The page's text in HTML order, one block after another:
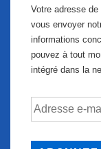
Votre adresse
vous envoyer
informations
pouvez à tout
intégré dans la
Adresse
e-